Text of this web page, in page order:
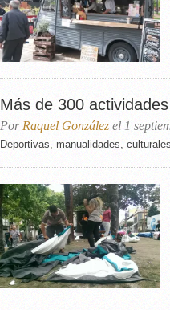
Más de 300
Por Raquel González el 1
Deportivas, manualidades,